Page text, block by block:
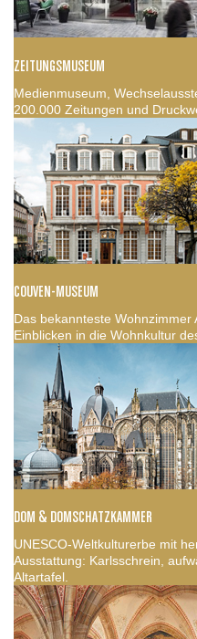
ZEITUNGSMUSEUM
Medienmuseum,
200.000 Zeitungen und
COUVEN-MUSEUM
Das bekannteste Wohnzimmer
Einblicken in die Wohnkultur
DOM & DOMSCHATZKAMMER
UNESCO-Weltkulturerbe mit
Ausstattung: Karlsschrein,
Altartafel.